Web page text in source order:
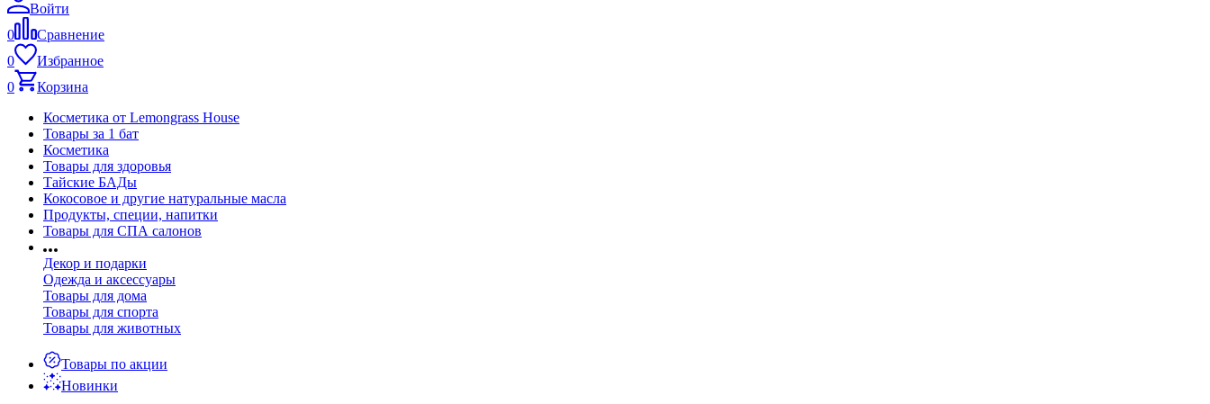
Войти
0
Сравнение
0
Избранное
0
Корзина
Косметика от Lemongrass House
Товары за 1 бат
Косметика
Товары для здоровья
Тайские БАДы
Кокосовое и другие натуральные масла
Продукты, специи, напитки
Товары для СПА салонов
Декор и подарки
Одежда и аксессуары
Товары для дома
Товары для спорта
Товары для животных
Товары по акции
Новинки